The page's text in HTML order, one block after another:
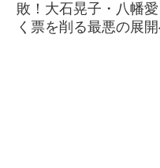
敗！大石晃子・八幡
く票を削る最悪の展